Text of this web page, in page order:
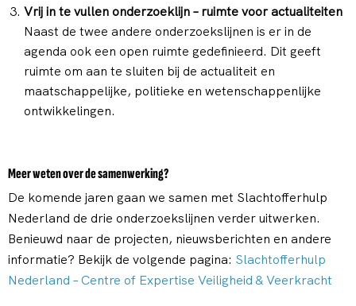
Vrij in te vullen onderzoeklijn – ruimte voor actualiteiten
Naast de twee andere onderzoekslijnen is er in de
agenda ook een open ruimte gedefinieerd. Dit geeft
ruimte om aan te sluiten bij de actualiteit en
maatschappelijke, politieke en wetenschappenlijke
ontwikkelingen.
Meer weten over de samenwerking?
De komende jaren gaan we samen met Slachtofferhulp
Nederland de drie onderzoekslijnen verder uitwerken.
Benieuwd naar de projecten, nieuwsberichten en andere
informatie? Bekijk de volgende pagina: Slachtofferhulp
Nederland – Centre of Expertise Veiligheid & Veerkracht